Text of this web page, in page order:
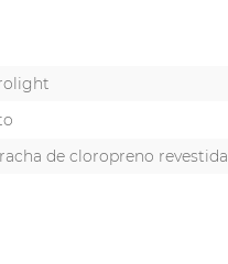
de cloropreno